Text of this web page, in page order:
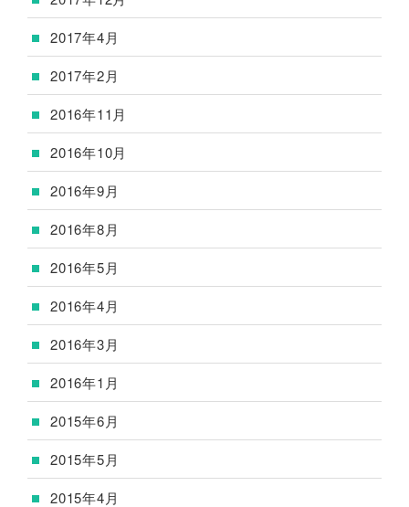
2017年4月
2017年2月
2016年11月
2016年10月
2016年9月
2016年8月
2016年5月
2016年4月
2016年3月
2016年1月
2015年6月
2015年5月
2015年4月